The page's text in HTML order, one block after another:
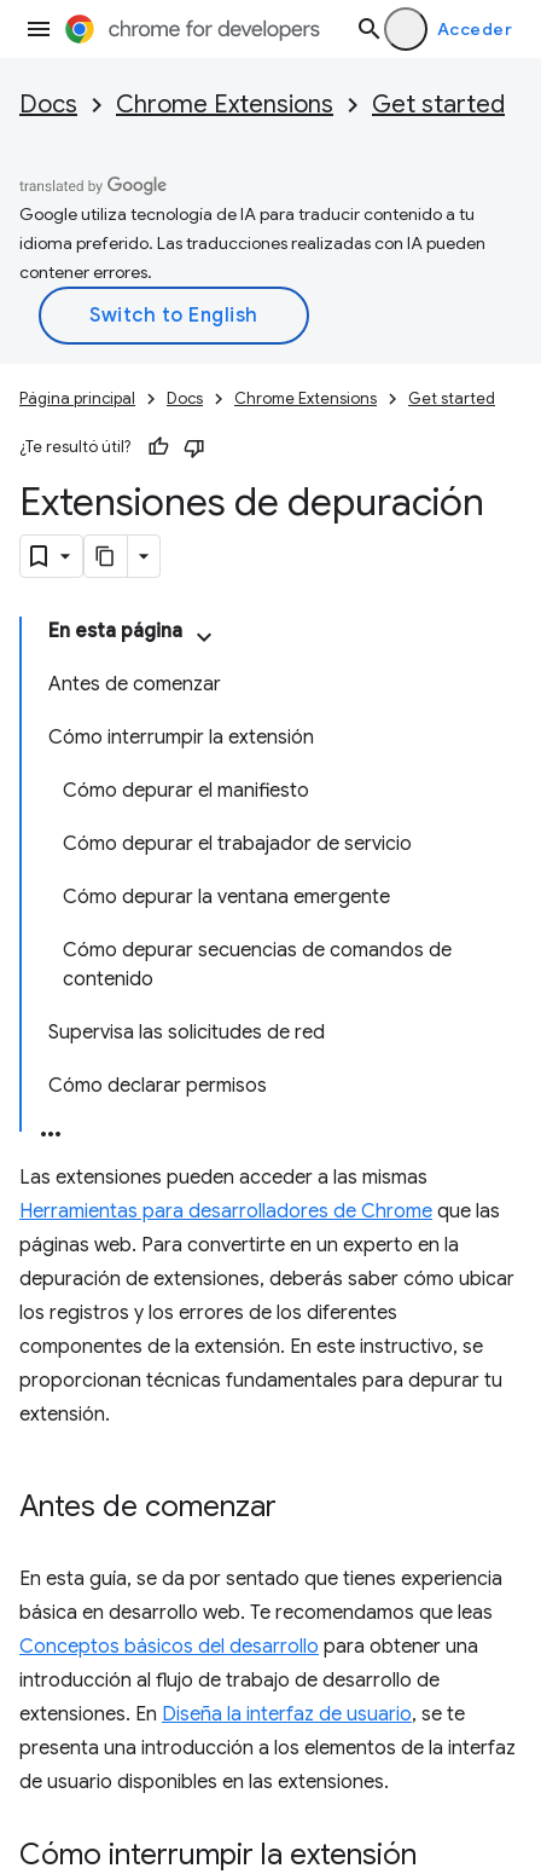
Acceder
Docs Chrome Extensions Get started
Google utiliza tecnología de IA para traducir contenido a tu
idioma preferido. Las traducciones realizadas con IA pueden
contener errores.
Página principal Docs Chrome Extensions Get started
¿Te resultó útil?
Extensiones de depuración
En esta página
Antes de comenzar
Cómo interrumpir la extensión
Cómo depurar el manifiesto
Cómo depurar el trabajador de servicio
Cómo depurar la ventana emergente
Cómo depurar secuencias de comandos de
contenido
Supervisa las solicitudes de red
Cómo declarar permisos
Las extensiones pueden acceder a las mismas
Herramientas para desarrolladores de Chrome que las
páginas web. Para convertirte en un experto en la
depuración de extensiones, deberás saber cómo ubicar
los registros y los errores de los diferentes
componentes de la extensión. En este instructivo, se
proporcionan técnicas fundamentales para depurar tu
extensión.
Antes de comenzar
En esta guía, se da por sentado que tienes experiencia
básica en desarrollo web. Te recomendamos que leas
Conceptos básicos del desarrollo para obtener una
introducción al flujo de trabajo de desarrollo de
extensiones. En Diseña la interfaz de usuario, se te
presenta una introducción a los elementos de la interfaz
de usuario disponibles en las extensiones.
Cómo interrumpir la extensión